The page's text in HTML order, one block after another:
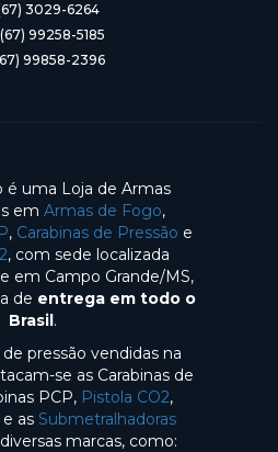
3029-6264
99258-5185
99858-2396
é uma Loja de Armas
em Armas de Fogo,
, Carabinas de Pressão e
, com sede localizada
em Campo Grande/MS,
de entrega em todo o
Brasil.
pressão vendidas na
se as Carabinas de
PCP, Pistola CO2,
e as Submetralhadoras
marcas, como: